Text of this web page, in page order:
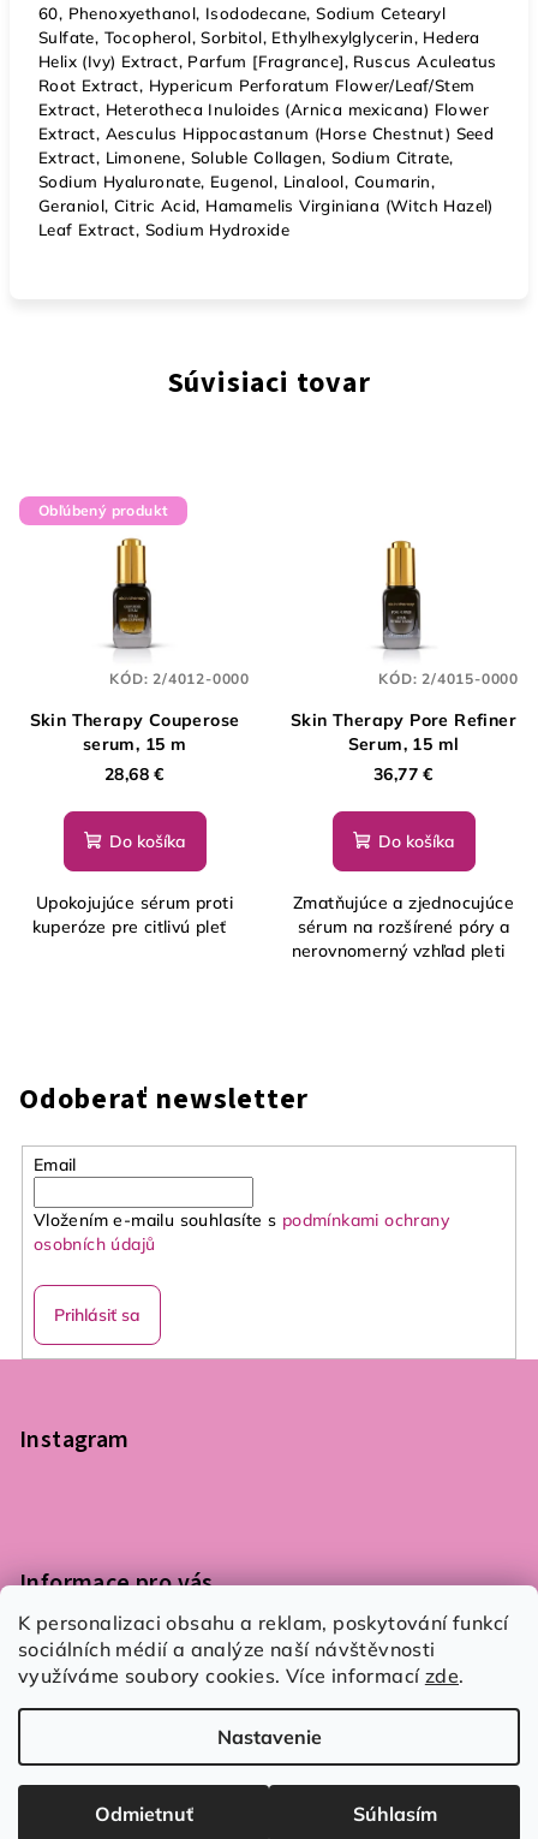
K personalizaci obsahu a reklam, poskytování funkcí
sociálních médií a analýze naší návštěvnosti
využíváme soubory cookies. Více informací zde.
Nastavenie
Odmietnuť Súhlasím
60, Phenoxyethanol, Isododecane, Sodium Cetearyl
Sulfate, Tocopherol, Sorbitol, Ethylhexylglycerin, Hedera
Helix (Ivy) Extract, Parfum [Fragrance], Ruscus Aculeatus
Root Extract, Hypericum Perforatum Flower/Leaf/Stem
Extract, Heterotheca Inuloides (Arnica mexicana) Flower
Extract, Aesculus Hippocastanum (Horse Chestnut) Seed
Extract, Limonene, Soluble Collagen, Sodium Citrate,
Sodium Hyaluronate, Eugenol, Linalool, Coumarin,
Geraniol, Citric Acid, Hamamelis Virginiana (Witch Hazel)
Leaf Extract, Sodium Hydroxide
Súvisiaci tovar
Obľúbený produkt
Skin Therapy Couperose
serum, 15 m
28,68 €
Do košíka
Upokojujúce sérum proti
kuperóze pre citlivú pleť
KÓD:2/4012-0000
Skin Therapy Pore Refiner
Serum, 15 ml
36,77 €
Do košíka
Zmatňujúce a zjednocujúce
sérum na rozšírené póry a
nerovnomerný vzhľad pleti
KÓD:2/4015-0000
Odoberať newsletter
Email
Vložením e-mailu souhlasíte s podmínkami ochrany
osobních údajů
Prihlásiť sa
Z
e
Instagram
Informace pro vás
Podmínky ochrany osobních údajů
Obchodní podmínky
Upraviť nastavenie cookies